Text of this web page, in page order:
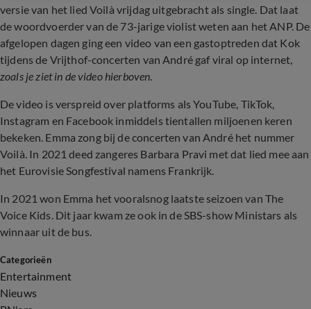
versie van het lied Voilà vrijdag uitgebracht als single. Dat laat
de woordvoerder van de 73-jarige violist weten aan het ANP. De
afgelopen dagen ging een video van een gastoptreden dat Kok
tijdens de Vrijthof-concerten van André gaf viral op internet,
zoals je ziet in de video hierboven.
De video is verspreid over platforms als YouTube, TikTok,
Instagram en Facebook inmiddels tientallen miljoenen keren
bekeken. Emma zong bij de concerten van André het nummer
Voilà. In 2021 deed zangeres Barbara Pravi met dat lied mee aan
het Eurovisie Songfestival namens Frankrijk.
In 2021 won Emma het vooralsnog laatste seizoen van The
Voice Kids. Dit jaar kwam ze ook in de SBS-show Ministars als
winnaar uit de bus.
Categorieën
Entertainment
Nieuws